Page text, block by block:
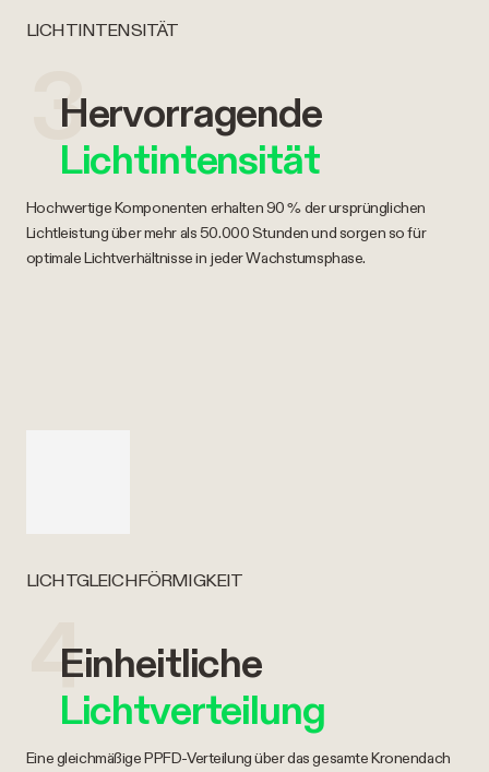
LICHTINTENSITÄT
3
Hervorragende
Lichtintensität
Hochwertige Komponenten erhalten 90 % der ursprünglichen
Lichtleistung über mehr als 50.000 Stunden und sorgen so für
optimale Lichtverhältnisse in jeder Wachstumsphase.
LICHTGLEICHFÖRMIGKEIT
4
Einheitliche
Lichtverteilung
Eine gleichmäßige PPFD-Verteilung über das gesamte Kronendach